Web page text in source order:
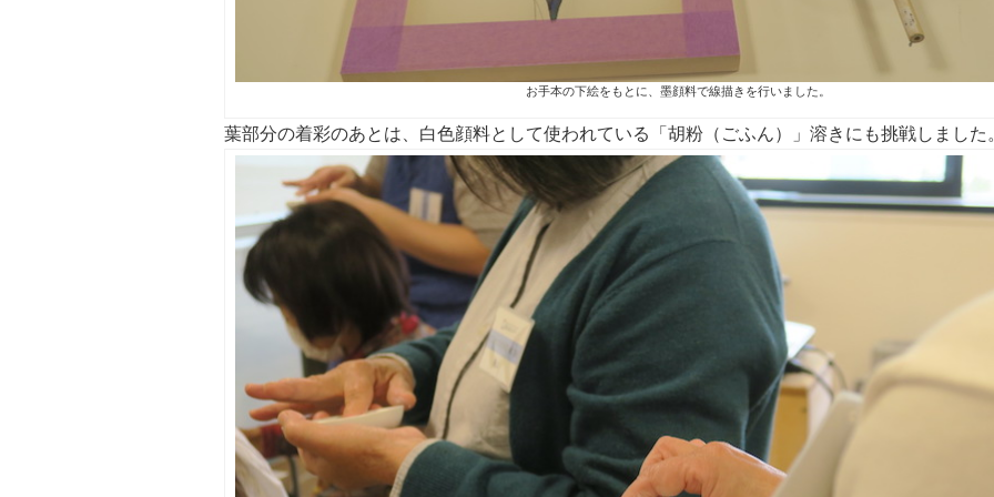
お手本の下絵をもとに、墨顔料で線描きを行いました。
葉部分の着彩のあとは、 白色顔料として使われている「 胡粉（ごふん）」溶きにも挑戦しました